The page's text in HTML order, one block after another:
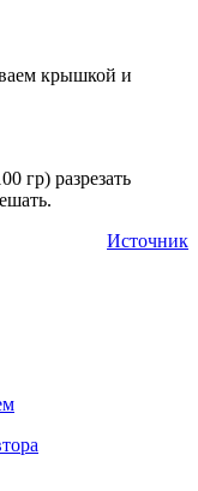
крышкой и
гр) разрезать
Источник